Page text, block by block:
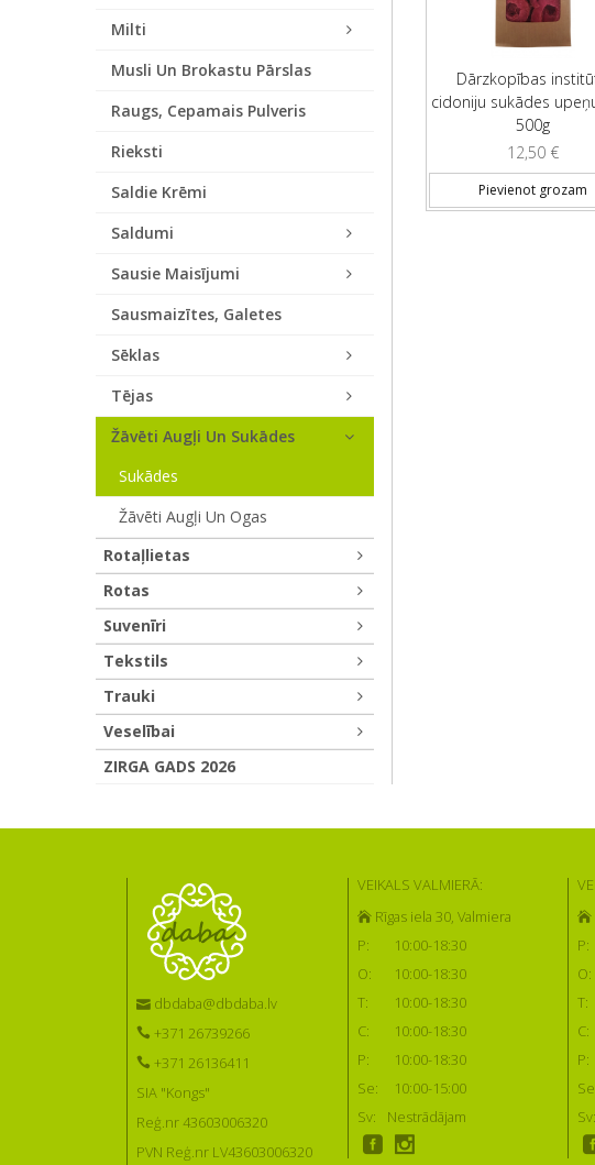
Dārzkopības
cidoniju sukādes
500g
12,50 €
Pievienot grozam
Milti
Musli Un Brokastu Pārslas
Raugs, Cepamais Pulveris
Rieksti
Saldie Krēmi
Saldumi
Sausie Maisījumi
Sausmaizītes, Galetes
Sēklas
Tējas
Žāvēti Augļi Un Sukādes
Sukādes
Žāvēti Augļi Un Ogas
Rotaļlietas
Rotas
Suvenīri
Tekstils
Trauki
Veselībai
ZIRGA GADS 2026
dbdaba@dbdaba.lv
+371 26739266
+371 26136411
SIA "Kongs"
Reģ.nr 43603006320
PVN Reģ.nr LV43603006320
VEIKALS VALMIERĀ:
Rīgas iela 30, Valmiera
P:
10:00-18:30
O:
10:00-18:30
T:
10:00-18:30
C:
10:00-18:30
P:
10:00-18:30
Se:
10:00-15:00
Sv:
Nestrādājam
P:
O:
T:
C:
P:
Sv: